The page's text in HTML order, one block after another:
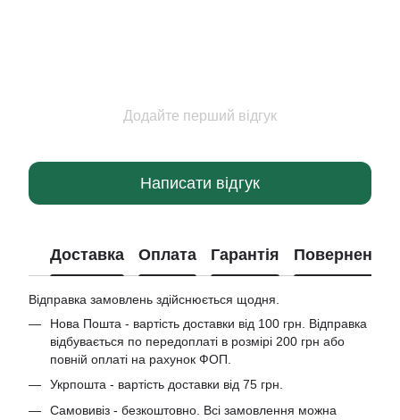
Додайте перший відгук
Написати відгук
Доставка Оплата Гарантія Повернення
Відправка замовлень здійснюється щодня.
Нова Пошта - вартість доставки від 100 грн. Відправка
відбувається по передоплаті в розмірі 200 грн або
повній оплаті на рахунок ФОП.
Укрпошта - вартість доставки від 75 грн.
Самовивіз - безкоштовно. Всі замовлення можна